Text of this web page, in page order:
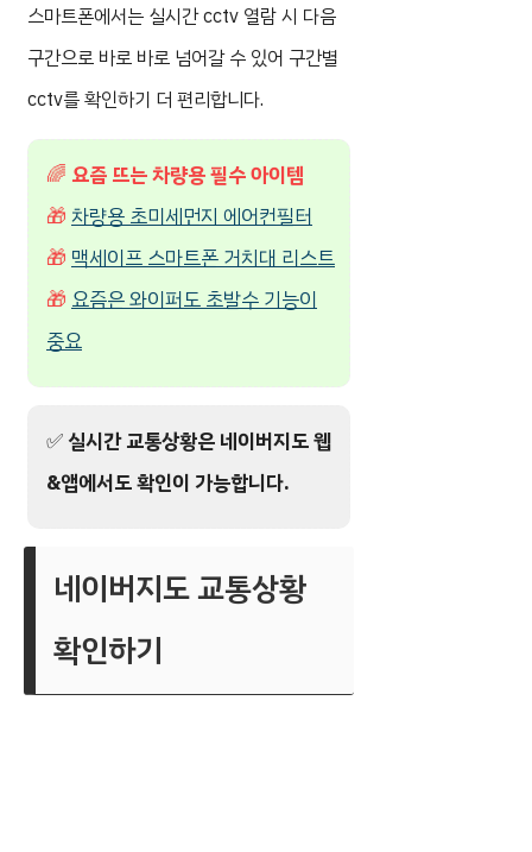
스마트폰에서는 실시간 cctv 열람 시 다음
구간으로 바로 바로 넘어갈 수 있어 구간별
cctv를 확인하기 더 편리합니다.
🌈 요즘 뜨는 차량용 필수 아이템
🎁 차량용 초미세먼지 에어컨필터
🎁 맥세이프 스마트폰 거치대 리스트
🎁 요즘은 와이퍼도 초발수 기능이
중요
✅실시간 교통상황은 네이버지도 웹
&앱에서도 확인이 가능합니다.
네이버지도 교통상황
확인하기